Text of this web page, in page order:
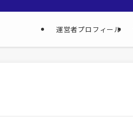
運営者プロフィール